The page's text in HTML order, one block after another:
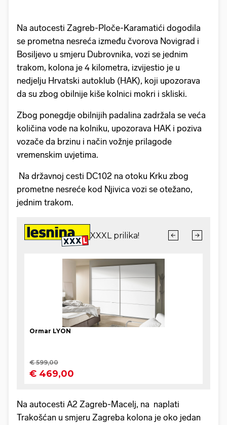
Na autocesti Zagreb-Ploče-Karamatići dogodila
se prometna nesreća između čvorova Novigrad i
Bosiljevo u smjeru Dubrovnika, vozi se jednim
trakom, kolona je 4 kilometra, izvijestio je u
nedjelju Hrvatski autoklub (HAK), koji upozorava
da su zbog obilnije kiše kolnici mokri i skliski.
Zbog ponegdje obilnijih padalina zadržala se veća
količina vode na kolniku, upozorava HAK i poziva
vozače da brzinu i način vožnje prilagode
vremenskim uvjetima.
Na državnoj cesti DC102 na otoku Krku zbog
prometne nesreće kod Njivica vozi se otežano,
jednim trakom.
Na autocesti A2 Zagreb-Macelj, na naplati
Trakošćan u smjeru Zagreba kolona je oko jedan